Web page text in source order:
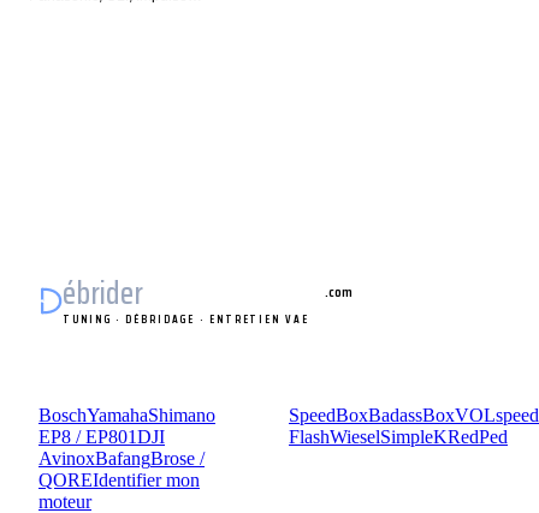
ébrider .com
TUNING · DÉBRIDAGE · ENTRETIEN VAE
BoschYamahaShimano
EP8 / EP801DJI
AvinoxBafangBrose /
QOREIdentifier mon
moteur
SpeedBoxBadassBoxVOLspeed
FlashWieselSimpleKRedPed